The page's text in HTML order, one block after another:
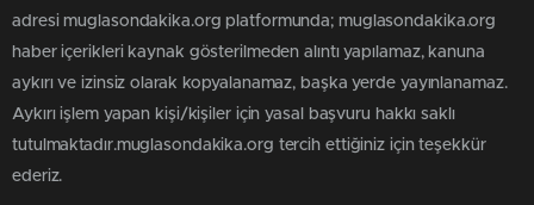
adresi muglasondakika.org platformunda; muglasondakika.org
haber içerikleri kaynak gösterilmeden alıntı yapılamaz, kanuna
aykırı ve izinsiz olarak kopyalanamaz, başka yerde yayınlanamaz.
Aykırı işlem yapan kişi/kişiler için yasal başvuru hakkı saklı
tutulmaktadır.muglasondakika.org tercih ettiğiniz için teşekkür
ederiz.